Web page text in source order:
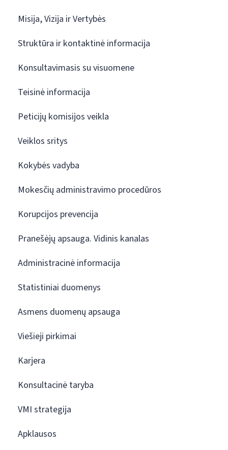
Misija, Vizija ir Vertybės
Struktūra ir kontaktinė informacija
Konsultavimasis su visuomene
Teisinė informacija
Peticijų komisijos veikla
Veiklos sritys
Kokybės vadyba
Mokesčių administravimo procedūros
Korupcijos prevencija
Pranešėjų apsauga. Vidinis kanalas
Administracinė informacija
Statistiniai duomenys
Asmens duomenų apsauga
Viešieji pirkimai
Karjera
Konsultacinė taryba
VMI strategija
Apklausos